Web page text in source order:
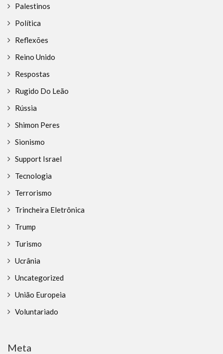
Palestinos
Política
Reflexões
Reino Unido
Respostas
Rugido Do Leão
Rússia
Shimon Peres
Sionismo
Support Israel
Tecnologia
Terrorismo
Trincheira Eletrônica
Trump
Turismo
Ucrânia
Uncategorized
União Europeia
Voluntariado
Meta